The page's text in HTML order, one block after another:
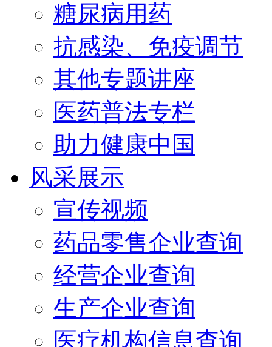
糖尿病用药
抗感染、免疫调节
其他专题讲座
医药普法专栏
助力健康中国
风采展示
宣传视频
药品零售企业查询
经营企业查询
生产企业查询
医疗机构信息查询